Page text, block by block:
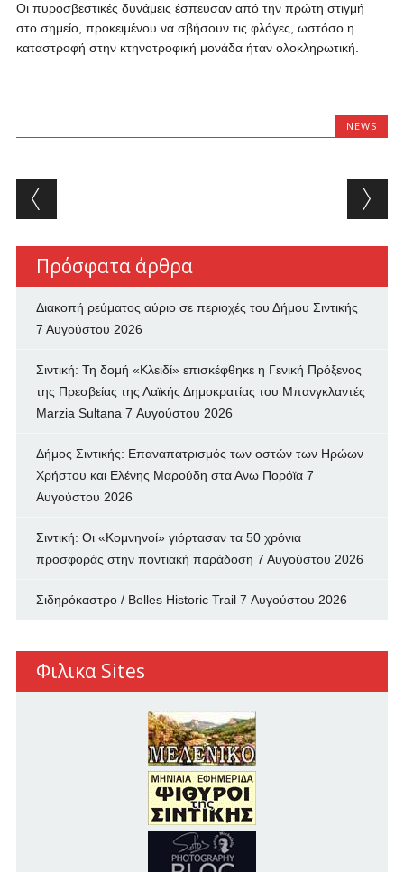
Οι πυροσβεστικές δυνάμεις έσπευσαν από την πρώτη στιγμή
στο σημείο, προκειμένου να σβήσουν τις φλόγες, ωστόσο η
καταστροφή στην κτηνοτροφική μονάδα ήταν ολοκληρωτική.
NEWS
Post navigation
Πρόσφατα άρθρα
Διακοπή ρεύματος αύριο σε περιοχές του Δήμου Σιντικής
7 Αυγούστου 2026
Σιντική: Τη δομή «Κλειδί» επισκέφθηκε η Γενική Πρόξενος
της Πρεσβείας της Λαϊκής Δημοκρατίας του Μπανγκλαντές
Marzia Sultana 7 Αυγούστου 2026
Δήμος Σιντικής: Επαναπατρισμός των oστών των Ηρώων
Χρήστου και Ελένης Μαρούδη στα Ανω Πορόϊα 7
Αυγούστου 2026
Σιντική: Οι «Κομνηνοί» γιόρτασαν τα 50 χρόνια
προσφοράς στην ποντιακή παράδοση 7 Αυγούστου 2026
Σιδηρόκαστρο / Belles Historic Trail 7 Αυγούστου 2026
Φιλικα Sites